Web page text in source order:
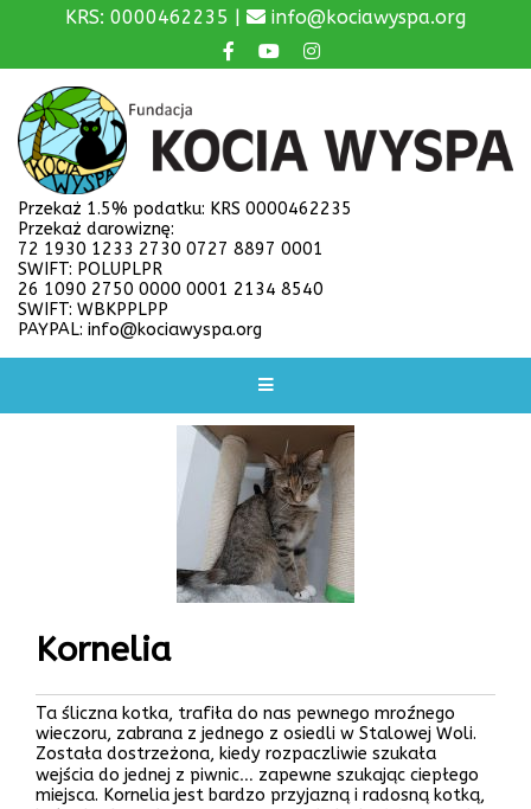
KRS: 0000462235 | info@kociawyspa.org
Przekaż 1.5% podatku: KRS 0000462235
Przekaż darowiznę:
72 1930 1233 2730 0727 8897 0001
SWIFT: POLUPLPR
26 1090 2750 0000 0001 2134 8540
SWIFT: WBKPPLPP
PAYPAL: info@kociawyspa.org
Kornelia
Ta śliczna kotka, trafiła do nas pewnego mroźnego
wieczoru, zabrana z jednego z osiedli w Stalowej Woli.
Została dostrzeżona, kiedy rozpaczliwie szukała
wejścia do jednej z piwnic… zapewne szukając ciepłego
miejsca. Kornelia jest bardzo przyjazną i radosną kotką,